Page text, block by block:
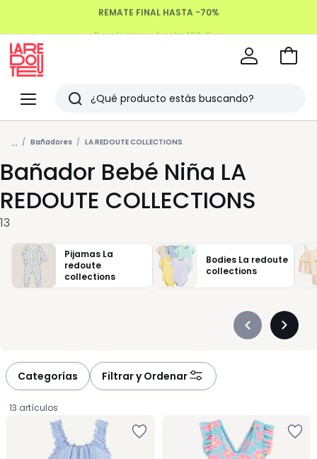
Menu
Redoute
Buscar
Últimos
artículos
vistos
Ir
... Bañadores LA REDOUTE COLLECTIONS
Bañador Bebé Niña LA
REDOUTE COLLECTIONS
13
Pijamas La
redoute
collections
Bodies La redoute
collections
Précédent
Categorías Filtrar y Ordenar
13 artículos